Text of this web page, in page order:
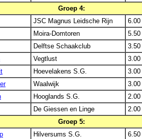
Groep 4:
JSC Magnus Leidsche Rijn
6.00
Moira-Domtoren
5.50
Delftse Schaakclub
3.50
Vegtlust
3.00
Hoevelakens S.G.
3.00
Waalwijk
3.00
Hooglands S.G.
2.00
De Giessen en Linge
2.00
Groep 5:
Hilversums S.G.
6.50